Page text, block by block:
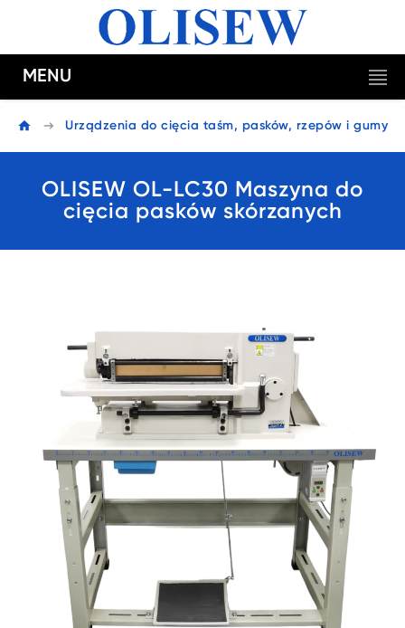
MENU
Urządzenia do cięcia taśm, pasków, rzepów i gumy
OLISEW OL-LC30 Maszyna do
cięcia pasków skórzanych